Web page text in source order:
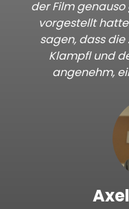
der Film genauso
vorgestellt
sagen, dass
Klampfl und
angenehm,